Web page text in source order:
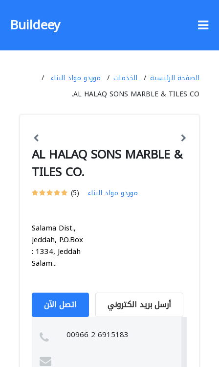
Buildeey
الصفحة الرئيسية الخدمات
موردو مواد البناء
AL HALAQ SONS MARBLE & TILES CO.
AL HALAQ SONS MARBLE &
TILES CO.
(5) موردو مواد البناء
Salama Dist.,
Jeddah, P.O.Box
: 1334, Jeddah
Salam...
اتصل الآن أرسل بريد الكتروني
00966 2 6915183